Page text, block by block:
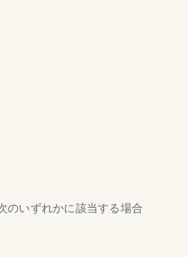
のいずれかに該当する場合